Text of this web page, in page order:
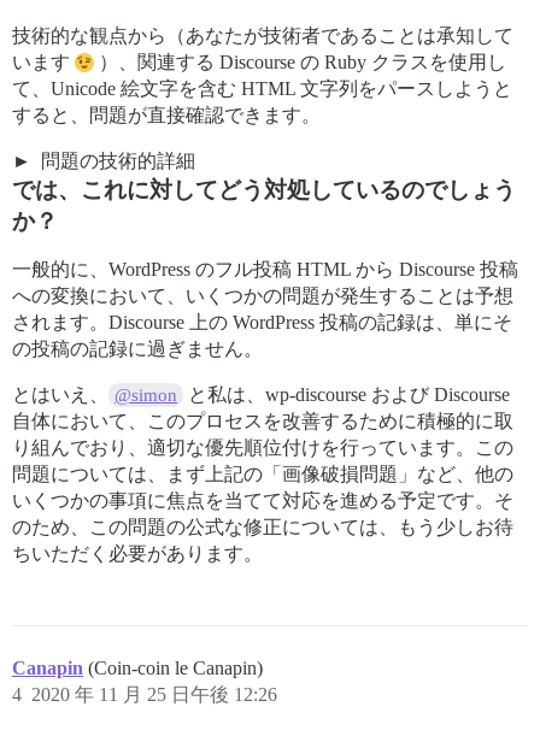
技術的な観点から（あなたが技術者であることは承知して
います
）、関連する Discourse の Ruby クラスを使用し
て、Unicode 絵文字を含む HTML 文字列をパースしようと
すると、問題が直接確認できます。
問題の技術的詳細
では、これに対してどう対処しているのでしょう
か？
一般的に、WordPress のフル投稿 HTML から Discourse 投稿
への変換において、いくつかの問題が発生することは予想
されます。Discourse 上の WordPress 投稿の記録は、単にそ
の投稿の記録に過ぎません。
とはいえ、 @simon
と私は、wp-discourse および Discourse
自体において、このプロセスを改善するために積極的に取
り組んでおり、適切な優先順位付けを行っています。この
問題については、まず上記の「画像破損問題」など、他の
いくつかの事項に焦点を当てて対応を進める予定です。そ
のため、この問題の公式な修正については、もう少しお待
ちいただく必要があります。
Canapin (Coin-coin le Canapin)
2020 年 11 月 25 日午後 12:26
4